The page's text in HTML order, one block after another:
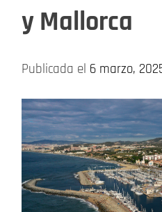
y Mallorca
Publicada el 6 marzo,